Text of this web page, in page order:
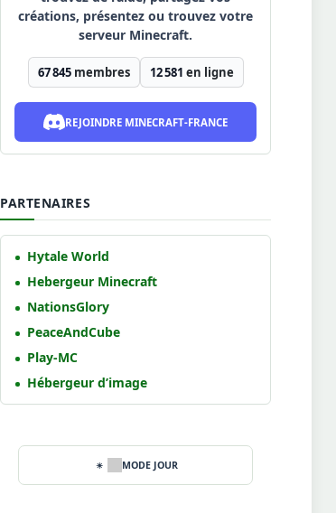
créations, présentez ou trouvez votre
serveur Minecraft.
67 845membres 12 581 en ligne
REJOINDRE MINECRAFT-FRANCE
PARTENAIRES
Hytale World
Hebergeur Minecraft
NationsGlory
PeaceAndCube
Play-MC
Hébergeur d’image
MODE JOUR